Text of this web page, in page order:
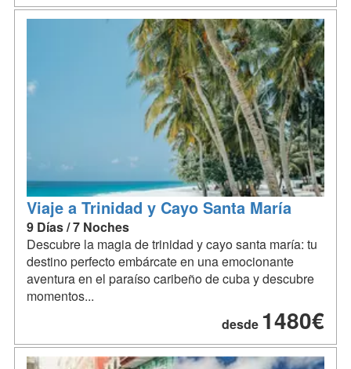
Viaje a Trinidad y Cayo Santa María
9 Días / 7 Noches
Descubre la magia de trinidad y cayo santa maría: tu
destino perfecto embárcate en una emocionante
aventura en el paraíso caribeño de cuba y descubre
momentos...
desde 1480€